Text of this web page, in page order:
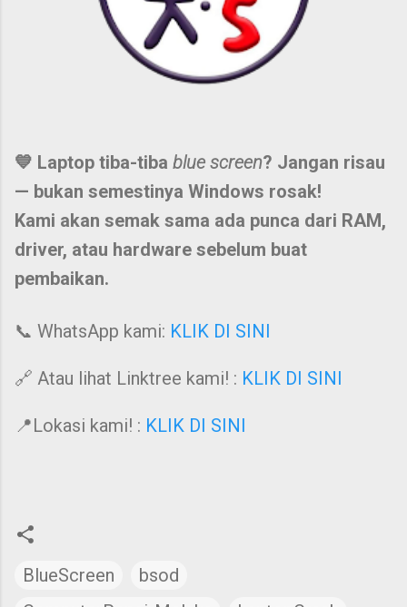
💙 Laptop tiba-tiba blue screen? Jangan risau
— bukan semestinya Windows rosak!
Kami akan semak sama ada punca dari RAM,
driver, atau hardware sebelum buat
pembaikan.
📞 WhatsApp kami: KLIK DI SINI
🔗 Atau lihat Linktree kami! : KLIK DI SINI
📍Lokasi kami! : KLIK DI SINI
BlueScreen
bsod